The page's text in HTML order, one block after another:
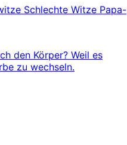
Schlechte Witze Papa-
den Körper? Weil es
zu wechseln.